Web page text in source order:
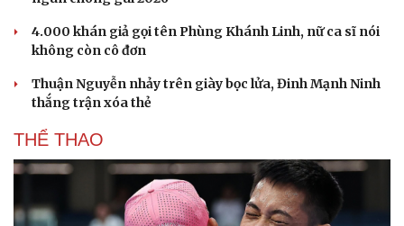
4.000 khán giả gọi tên Phùng Khánh Linh, nữ ca sĩ nói
không còn cô đơn
Thuận Nguyễn nhảy trên giày bọc lửa, Đinh Mạnh Ninh
thắng trận xóa thẻ
THỂ THAO